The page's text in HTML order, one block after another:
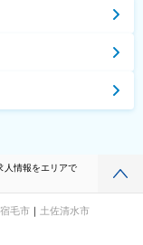
人情報をエリアで
宿毛市
土佐清水市